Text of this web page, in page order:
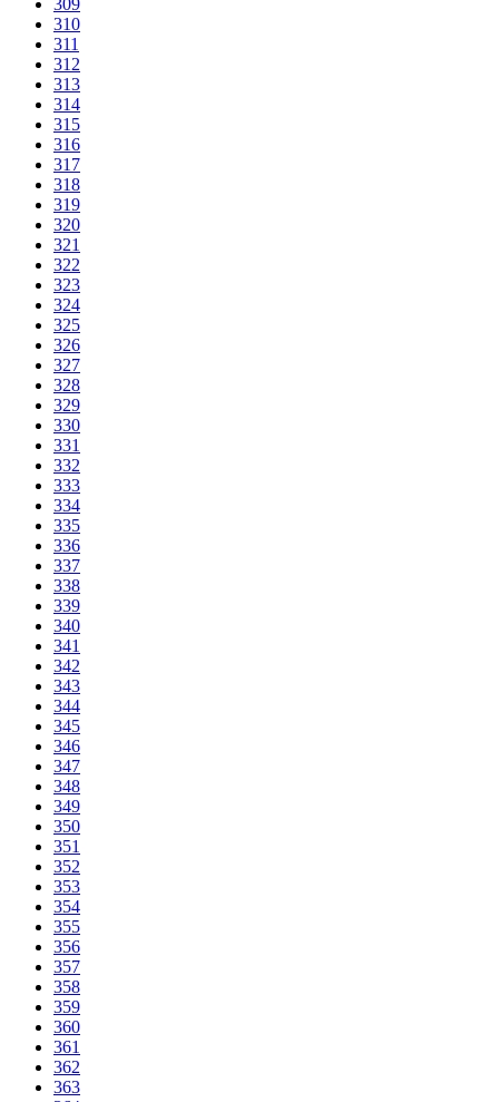
309
310
311
312
313
314
315
316
317
318
319
320
321
322
323
324
325
326
327
328
329
330
331
332
333
334
335
336
337
338
339
340
341
342
343
344
345
346
347
348
349
350
351
352
353
354
355
356
357
358
359
360
361
362
363